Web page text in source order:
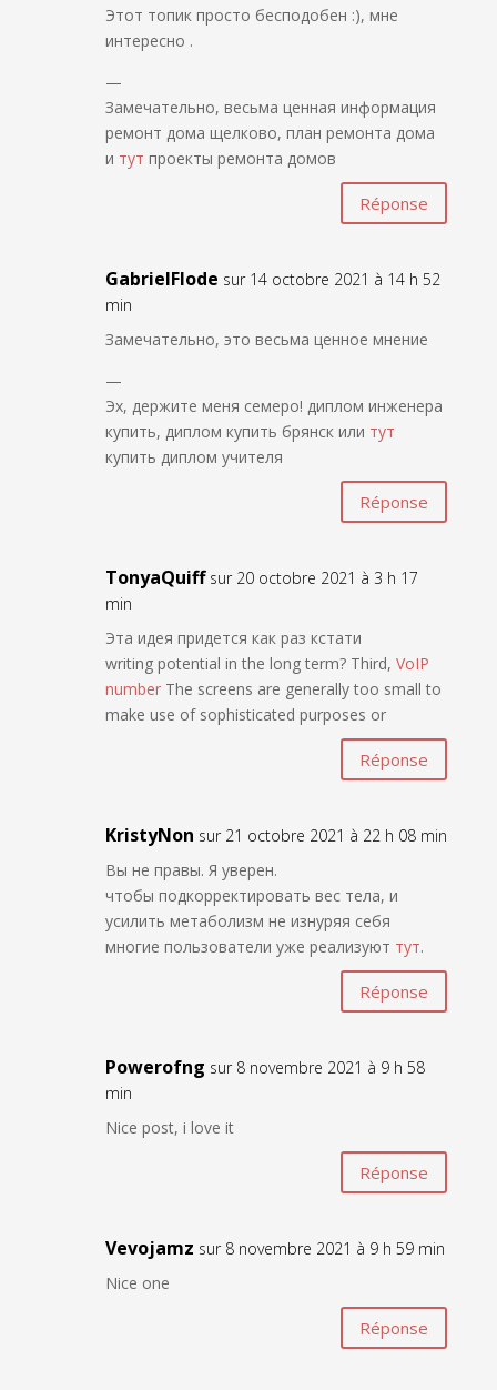
Этот топик просто бесподобен :), мне
интересно .
—
Замечательно, весьма ценная информация
ремонт дома щелково, план ремонта дома
и тут проекты ремонта домов
Réponse
GabrielFlode sur 14 octobre 2021 à 14 h 52
min
Замечательно, это весьма ценное мнение
—
Эх, держите меня семеро! диплом инженера
купить, диплом купить брянск или тут
купить диплом учителя
Réponse
TonyaQuiff sur 20 octobre 2021 à 3 h 17
min
Эта идея придется как раз кстати
writing potential in the long term? Third, VoIP
number The screens are generally too small to
make use of sophisticated purposes or
Réponse
KristyNon sur 21 octobre 2021 à 22 h 08 min
Вы не правы. Я уверен.
чтобы подкорректировать вес тела, и
усилить метаболизм не изнуряя себя
многие пользователи уже реализуют тут.
Réponse
Powerofng sur 8 novembre 2021 à 9 h 58
min
Nice post, i love it
Réponse
Vevojamz sur 8 novembre 2021 à 9 h 59 min
Nice one
Réponse